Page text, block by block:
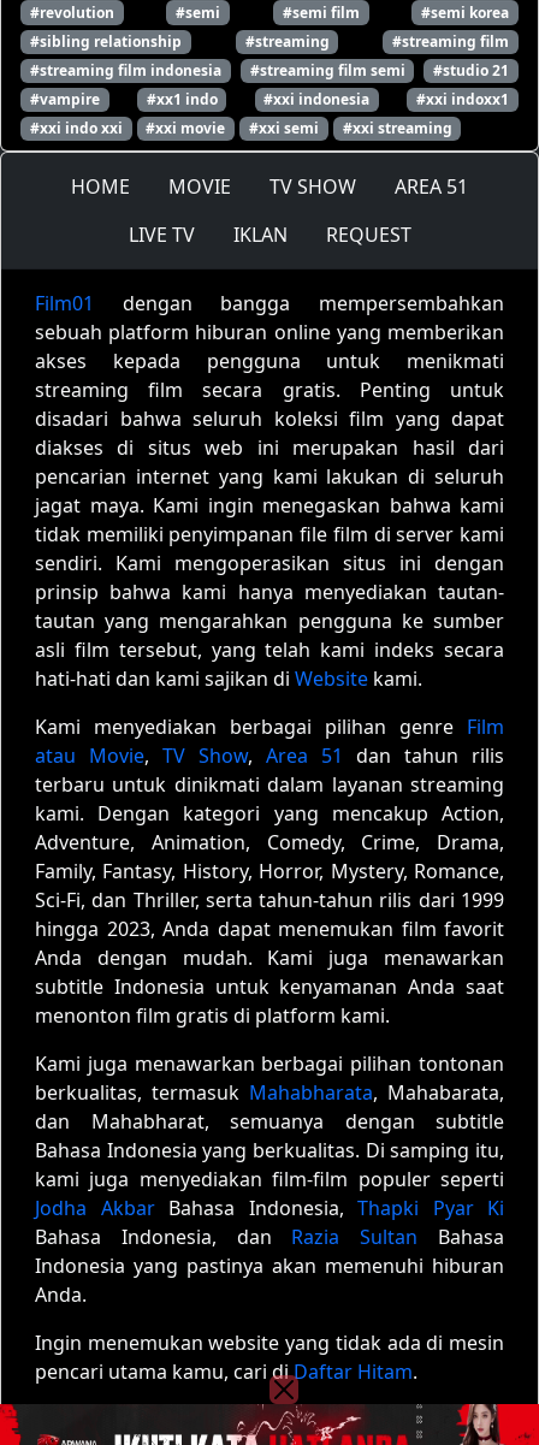
#revolution
#semi #semi film
#semi korea
#sibling relationship
#streaming
#streaming film
#streaming film indonesia
#streaming film semi
#studio 21
#vampire
#xx1 indo #xxi indonesia
#xxi indoxx1
#xxi indo xxi
#xxi movie #xxi semi #xxi streaming
HOME MOVIE TV SHOW
AREA 51
LIVE TV
IKLAN REQUEST
Film01
dengan bangga mempersembahkan
sebuah platform hiburan online yang memberikan
akses kepada pengguna untuk menikmati
streaming film secara gratis. Penting untuk
disadari bahwa seluruh koleksi film yang dapat
diakses di situs web ini merupakan hasil dari
pencarian internet yang kami lakukan di seluruh
jagat maya. Kami ingin menegaskan bahwa kami
tidak memiliki penyimpanan file film di server kami
sendiri. Kami mengoperasikan situs ini dengan
prinsip bahwa kami hanya menyediakan tautan-
tautan yang mengarahkan pengguna ke sumber
asli film tersebut, yang telah kami indeks secara
hati-hati dan kami sajikan di Website kami.
Kami menyediakan berbagai pilihan genre Film
atau Movie, TV Show, Area 51
dan tahun rilis
terbaru untuk dinikmati dalam layanan streaming
kami. Dengan kategori yang mencakup Action,
Adventure, Animation, Comedy, Crime, Drama,
Family, Fantasy, History, Horror, Mystery, Romance,
Sci-Fi, dan Thriller, serta tahun-tahun rilis dari 1999
hingga 2023, Anda dapat menemukan film favorit
Anda dengan mudah. Kami juga menawarkan
subtitle Indonesia untuk kenyamanan Anda saat
menonton film gratis di platform kami.
Kami juga menawarkan berbagai pilihan tontonan
berkualitas, termasuk Mahabharata, Mahabarata,
dan Mahabharat, semuanya dengan subtitle
Bahasa Indonesia yang berkualitas. Di samping itu,
kami juga menyediakan film-film populer seperti
Jodha AkbarBahasa Indonesia, Thapki Pyar Ki
Bahasa Indonesia, dan Razia Sultan Bahasa
Indonesia yang pastinya akan memenuhi hiburan
Anda.
Ingin menemukan website yang tidak ada di mesin
pencari utama kamu, cari diDaftar Hitam.